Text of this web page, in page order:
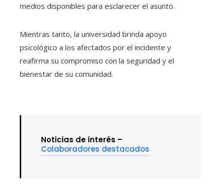
medios disponibles para esclarecer el asunto.
Mientras tanto, la universidad brinda apoyo
psicológico a los afectados por el incidente y
reafirma su compromiso con la seguridad y el
bienestar de su comunidad.
Noticias de interés –
Colaboradores destacados